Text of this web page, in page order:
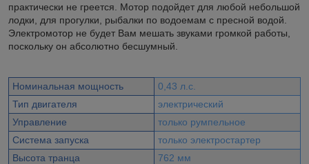
практически не греется. Мотор подойдет для любой небольшой
лодки, для прогулки, рыбалки по водоемам с пресной водой.
Электромотор не будет Вам мешать звуками громкой работы,
поскольку он абсолютно бесшумный.
Номинальная мощность
0,43 л.с.
Тип двигателя
электрический
Управление
только румпельное
Система запуска
только электростартер
Высота транца
762 мм